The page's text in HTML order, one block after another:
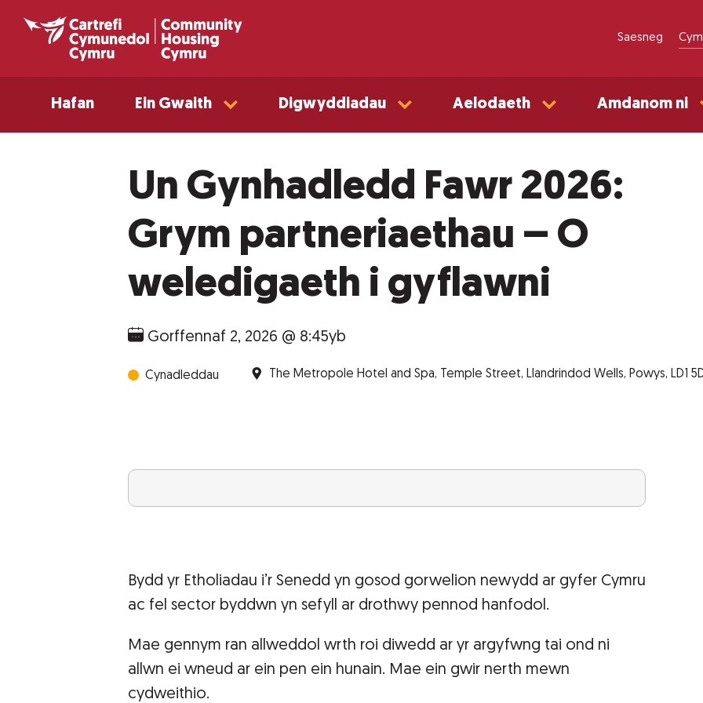
Saesneg
Hafan Ein Gwaith Digwyddiadau Aelodaeth Amdanom ni
Un Gynhadledd Fawr 2026:
Grym partneriaethau – O
weledigaeth i gyflawni
Gorffennaf 2, 2026 @ 8:45yb
Cynadleddau The Metropole Hotel and Spa, Temple Street, Llandrindod Wells, Powys, LD1
Bydd yr Etholiadau i’r Senedd yn gosod gorwelion newydd ar gyfer Cymru
ac fel sector byddwn yn sefyll ar drothwy pennod hanfodol.
Mae gennym ran allweddol wrth roi diwedd ar yr argyfwng tai ond ni
allwn ei wneud ar ein pen ein hunain. Mae ein gwir nerth mewn
cydweithio.